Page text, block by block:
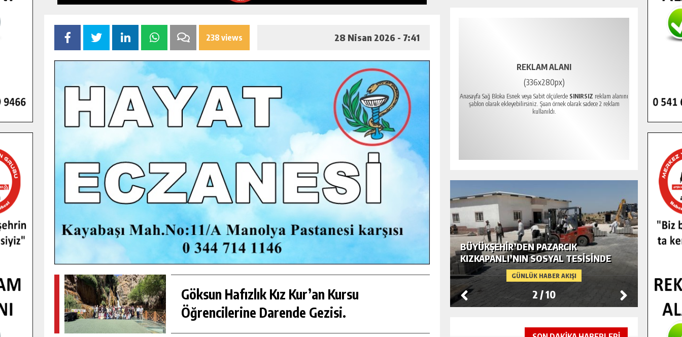
238 views 28 Nisan 2026 - 7:41
Göksun Hafızlık Kız Kur’an Kursu
Öğrencilerine Darende Gezisi.
REKLAM ALANI
(336x280px)
Anasayfa Sağ Bloka Esnek veya Sabit ölçülerde SINIRSIZ reklam alanını
şablon olarak ekleyebilirsiniz. Şuan örnek olarak sadece 2 reklam
kullanıldı.
GÜNLÜK HABER AKIŞI
GENÇLER PUSULA MARAŞ KAMPINDA
YENI MEDYA VE FOTOĞRAFÇILIĞI
GÜNLÜK HABER AKIŞI
GÖKSUN HAFIZLIK KIZ KUR’AN KURSU
ÖĞRENCILERINE DARENDE GEZISI.
GÜNLÜK HABER AKIŞI
BÜYÜKŞEHIR’DEN PAZARCIK
KIZKAPANLI’NIN SOSYAL TESISINDE
ÇEVRE DÜZENLEMESI.
2 /10